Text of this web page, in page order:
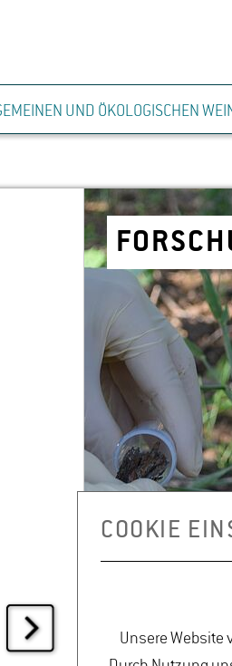
UND ÖKOLOGISCHEN
COOKIE
Unsere Website